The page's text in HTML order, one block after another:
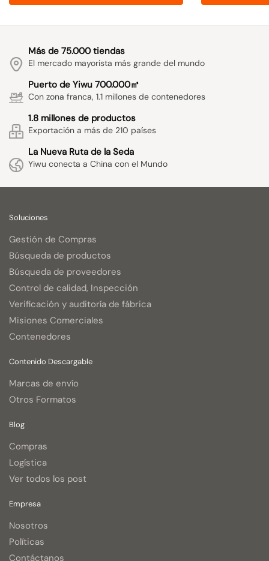
Más de 75.000 tiendas
El mercado mayorista más grande del mundo
Puerto de Yiwu 700.000㎡
Con zona franca, 1.1 millones de contenedores
1.8 millones de productos
Exportación a más de 210 países
La Nueva Ruta de la Seda
Yiwu conecta a China con el Mundo
Soluciones
Gestión de Compras
Búsqueda de productos
Búsqueda de proveedores
Control de calidad, Inspección
Verificación y auditoría de fábrica
Misiones Comerciales
Contenedores
Contenido Descargable
Marcas de envío
Otros Formatos
Blog
Compras
Logística
Ver todos los post
Empresa
Nosotros
Políticas
Contáctanos